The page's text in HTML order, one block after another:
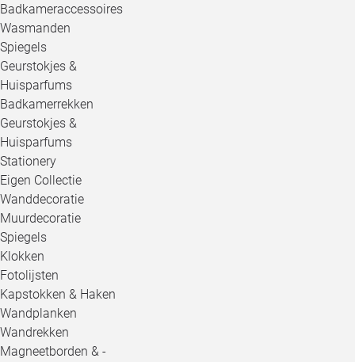
Badkameraccessoires
Wasmanden
Spiegels
Geurstokjes &
Huisparfums
Badkamerrekken
Geurstokjes &
Huisparfums
Stationery
Eigen Collectie
Wanddecoratie
Muurdecoratie
Spiegels
Klokken
Fotolijsten
Kapstokken & Haken
Wandplanken
Wandrekken
Magneetborden & -